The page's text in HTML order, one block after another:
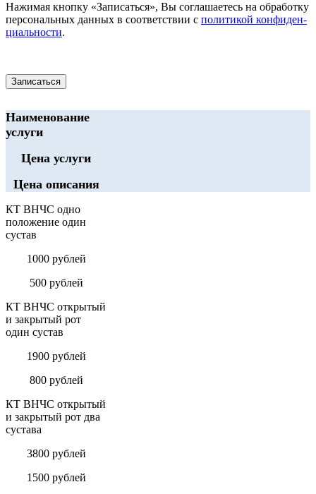
Нажимая кнопку «За­пи­сать­ся», Вы со­гла­ша­е­тесь на об­ра­бот­ку
пер­со­наль­ных дан­ных в со­от­вет­ствии с по­ли­ти­кой кон­фи­ден­
ци­аль­нос­ти.
Наименование
услуги
Цена услуги
Цена описания
КТ ВНЧС одно
положение один
сустав
1000 рублей
500 рублей
КТ ВНЧС открытый
и закрытый рот
один сустав
1900 рублей
800 рублей
КТ ВНЧС открытый
и закрытый рот два
сустава
3800 рублей
1500 рублей